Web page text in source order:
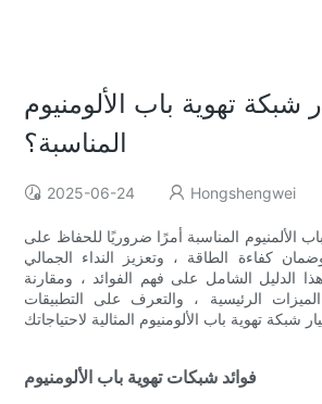
شبكة تهوية باب الألومنيوم
المناسبة؟
2025-06-24 Hongshengwei
الألمنيوم المناسبة أمرًا ضروريًا للحفاظ على
كفاءة الطاقة ، وتعزيز النداء الجمالي
الدليل الشامل على فهم الفوائد ، ومقارنة
الرئيسية ، والتعرف على التطبيقات
فوائد شبكات تهوية باب الألومنيوم